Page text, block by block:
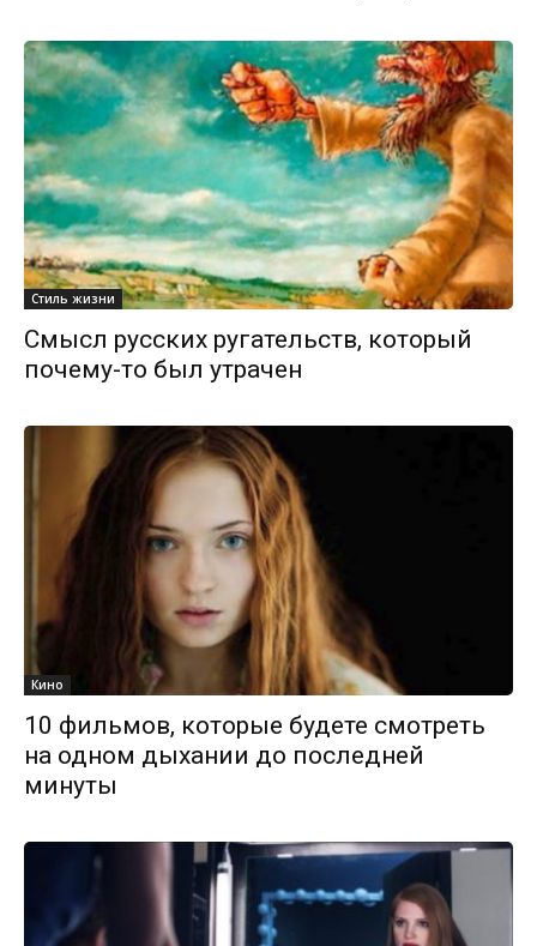
Стиль жизни
Смысл русских ругательств, который
почему-то был утрачен
Кино
10 фильмов, которые будете смотреть
на одном дыхании до последней
минуты